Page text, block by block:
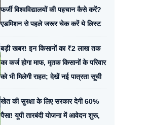
फर्जी विश्वविद्यालयों की पहचान कैसे करें?
एडमिशन से पहले जरूर चेक करें ये लिस्ट
बड़ी खबर! इन किसानों का ₹2 लाख तक
का कर्ज होगा माफ, मृतक किसानों के परिवार
को भी मिलेगी राहत; देखें नई पात्रता सूची
खेत की सुरक्षा के लिए सरकार देगी 60%
पैसा! यूपी तारबंदी योजना में आवेदन शुरू,